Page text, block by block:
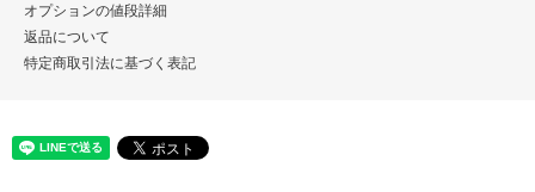
オプションの値段詳細
返品について
特定商取引法に基づく表記